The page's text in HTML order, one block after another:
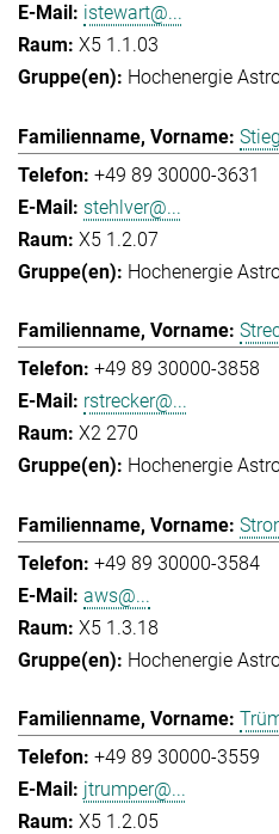
istewart@...
X5 1.1.03
Hochenergie
+49 89 30000-3631
stehlver@...
X5 1.2.07
Hochenergie
+49 89 30000-3858
rstrecker@...
X2 270
Hochenergie
+49 89 30000-3584
aws@...
X5 1.3.18
Hochenergie
+49 89 30000-3559
jtrumper@...
X5 1.2.05